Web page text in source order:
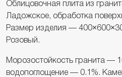
Облицовочная плита из
Ладожское, обработка
Размер изделия —
Розовый.
Морозостойкость гранита —
водопоглощение — 0.1%.